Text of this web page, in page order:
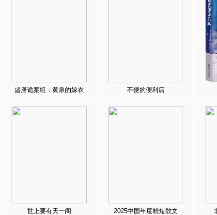
盛唐诡案组：黄泉的嫁衣 不便的便利店
世上要有天一阁 2025中国年度精短散文